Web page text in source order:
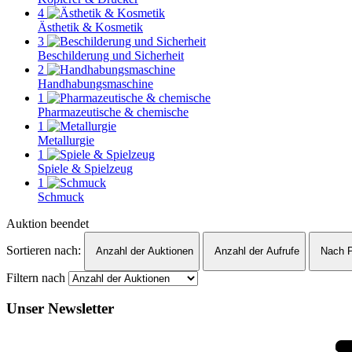
4
Ästhetik & Kosmetik
3
Beschilderung und Sicherheit
2
Handhabungsmaschine
1
Pharmazeutische & chemische
1
Metallurgie
1
Spiele & Spielzeug
1
Schmuck
Auktion beendet
Sortieren nach:
Anzahl der Auktionen Anzahl der Aufrufe Nach
Filtern nach
Unser Newsletter